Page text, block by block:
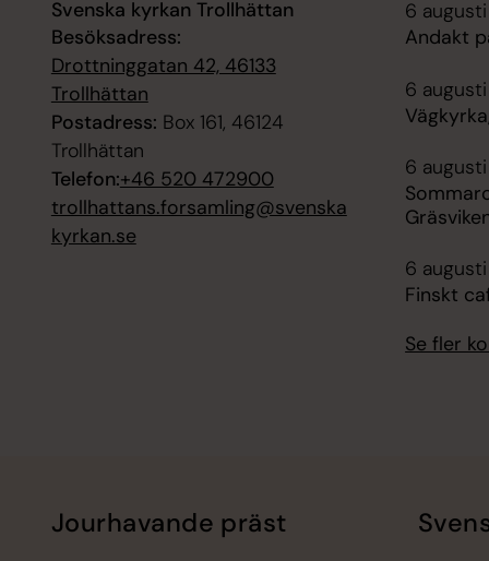
Svenska kyrkan Trollhättan
Besöksadress:
Drottninggatan 42, 46133
Trollhättan
Postadress: Box 161, 46124
Trollhättan
Telefon:+46 520 472900
trollhattans.forsamling@svenska
kyrkan.se
6 augusti
Andakt
6 augusti
6 augusti
6 augusti
Finskt
Se fler
Jourhavande präst